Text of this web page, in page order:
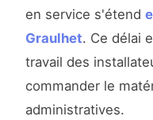
en service s'étend
Graulhet. Ce délai
travail des
commander le
administratives.